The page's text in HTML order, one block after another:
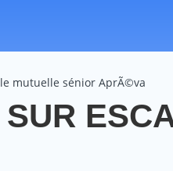
mutuelle sénior AprÃ©va